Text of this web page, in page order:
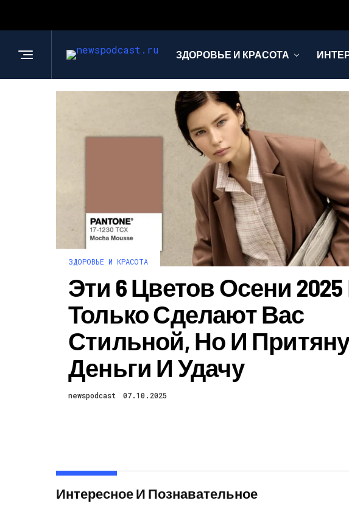
ЗДОРОВЬЕ И КРАСОТА
ЗДОРОВЬЕ И КРАСОТА
Эти 6 Цветов Осени
Только Сделают Вас
Стильной, Но И
Деньги И Удачу
newspodcast 07.10.2025
Интересное И Познавательное